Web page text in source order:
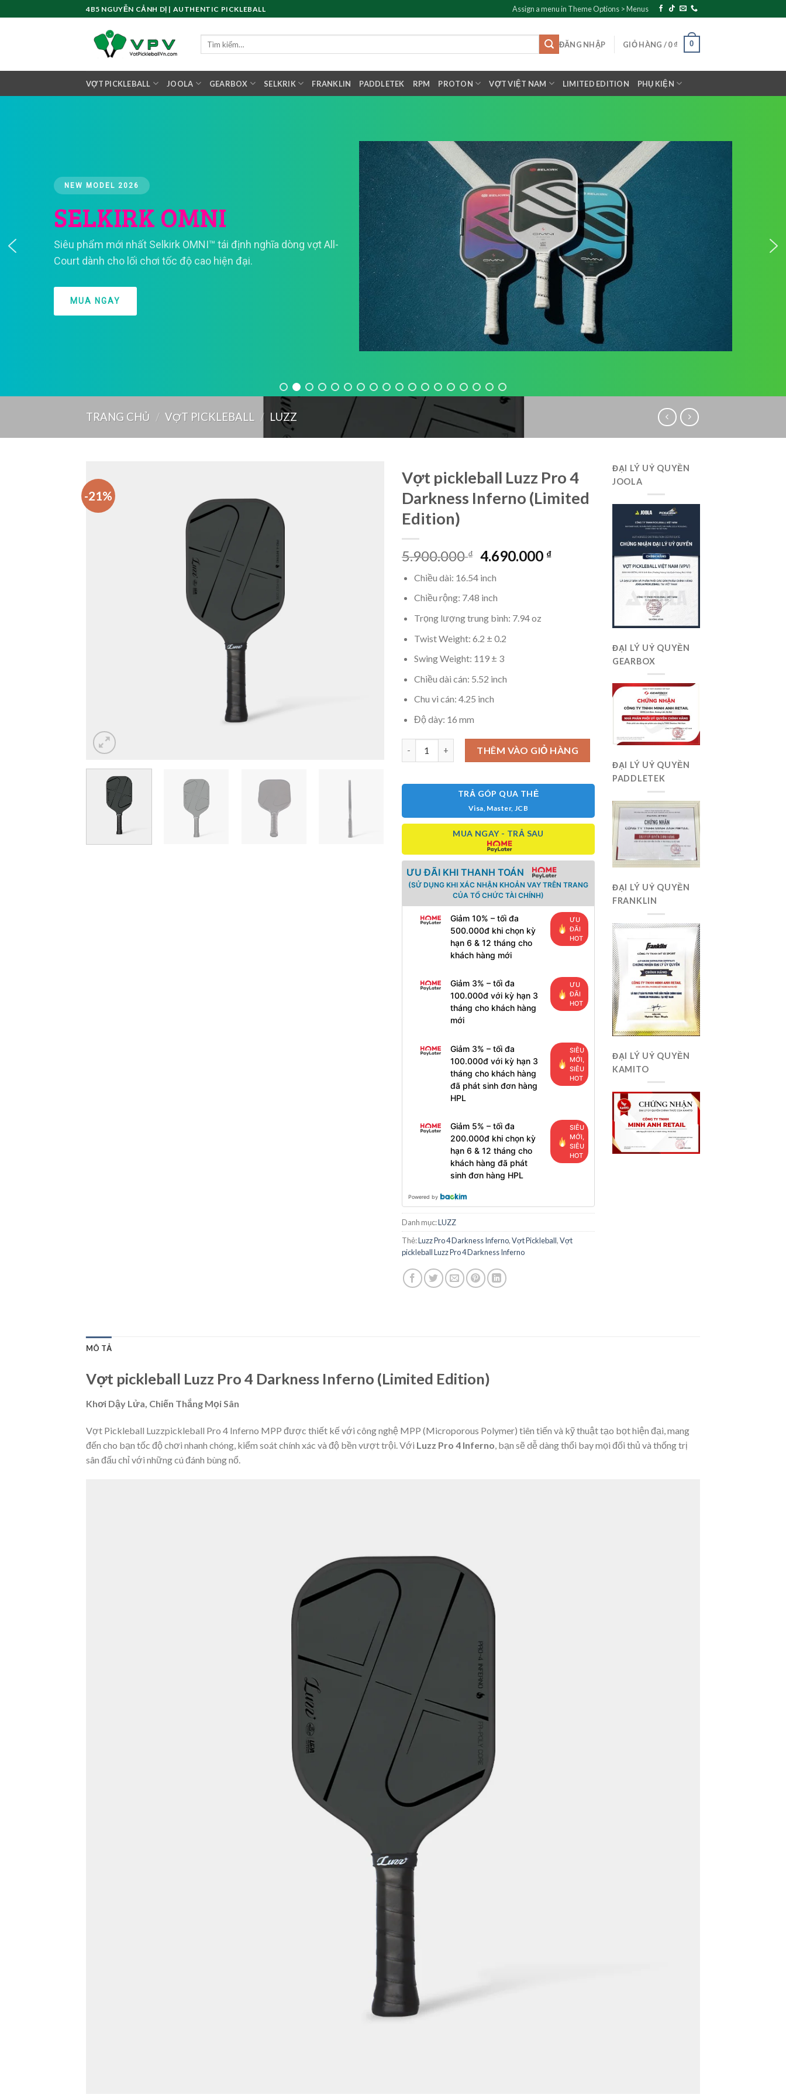
to
4B5 NGUYỄN CẢNH DỊ | AUTHENTIC PICKLEBALL Assign a menu in Theme Options > Menus
ĐĂNG NHẬP GIỎ HÀNG /0₫ 0
VỢT PICKLEBALL JOOLA GEARBOX SELKRIK FRANKLIN PADDLETEK RPM PROTON VỢT VIỆT NAM LIMITED EDITION PHỤ KIỆN
NEW MODEL 2026
SELKIRK OMNI
Siêu phẩm mới nhất Selkirk OMNI™ tái định nghĩa dòng vợt All-
Court dành cho lối chơi tốc độ cao hiện đại.
MUA NGAY
TRANG CHỦ / VỢT PICKLEBALL / LUZZ
-21%
Vợt pickleball Luzz Pro 4
Darkness Inferno (Limited
Edition)
5.900.000₫ Giá
là:
5.900.000 ₫.
4.690.000 ₫Giá
Chiều dài: 16.54 inch
Chiều rộng: 7.48 inch
Trọng lượng trung bình: 7.94 oz
Twist Weight: 6.2 ± 0.2
Swing Weight: 119 ± 3
Chiều dài cán: 5.52 inch
Chu vi cán: 4.25 inch
Độ dày: 16 mm
Vợt pickleball Luzz Pro 4 Darkness Inferno (Limited Edition) số lượng
THÊM VÀO GIỎ HÀNG
TRẢ GÓP QUA THẺ
Visa, Master, JCB
MUA NGAY - TRẢ SAU
ƯU ĐÃI KHI THANH TOÁN
(SỬ DỤNG KHI XÁC NHẬN KHOẢN VAY TRÊN TRANG
CỦA TỔ CHỨC TÀI CHÍNH)
Giảm 10% – tối đa
500.000đ khi chọn kỳ
hạn 6 & 12 tháng cho
khách hàng mới
ƯU
ĐÃI
HOT
Giảm 3% – tối đa
100.000đ với kỳ hạn 3
tháng cho khách hàng
mới
ƯU
ĐÃI
HOT
Giảm 3% – tối đa
100.000đ với kỳ hạn 3
tháng cho khách hàng
đã phát sinh đơn hàng
HPL
SIÊU
MỚI,
SIÊU
HOT
Giảm 5% – tối đa
200.000đ khi chọn kỳ
hạn 6 & 12 tháng cho
khách hàng đã phát
sinh đơn hàng HPL
SIÊU
MỚI,
SIÊU
HOT
Powered by
Danh mục:LUZZ
Thẻ:Luzz Pro 4 Darkness Inferno,Vợt Pickleball,Vợt
pickleball Luzz Pro 4 Darkness Inferno
ĐẠI LÝ UỶ QUYỀN
JOOLA
ĐẠI LÝ UỶ QUYỀN
GEARBOX
ĐẠI LÝ UỶ QUYỀN
PADDLETEK
ĐẠI LÝ UỶ QUYỀN
FRANKLIN
ĐẠI LÝ UỶ QUYỀN
KAMITO
MÔ TẢ
Vợt pickleball Luzz Pro 4 Darkness Inferno (Limited Edition)
Khơi Dậy Lửa, Chiến Thắng Mọi Sân
Vợt Pickleball Luzzpickleball Pro 4 Inferno MPP được thiết kế với công nghệ MPP (Microporous Polymer) tiên tiến và kỹ thuật tạo bọt hiện đại, mang
đến cho bạn tốc độ chơi nhanh chóng, kiểm soát chính xác và độ bền vượt trội. Với Luzz Pro 4 Inferno, bạn sẽ dễ dàng thổi bay mọi đối thủ và thống trị
sân đấu chỉ với những cú đánh bùng nổ.